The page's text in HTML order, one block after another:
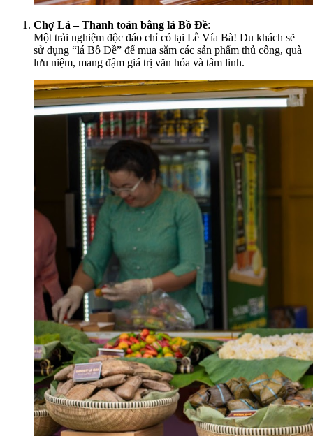
Chợ Lá – Thanh toán bằng lá Bồ Đề:
Một trải nghiệm độc đáo chỉ có tại Lễ Vía Bà! Du khách sẽ
sử dụng “lá Bồ Đề” để mua sắm các sản phẩm thủ công, quà
lưu niệm, mang đậm giá trị văn hóa và tâm linh.